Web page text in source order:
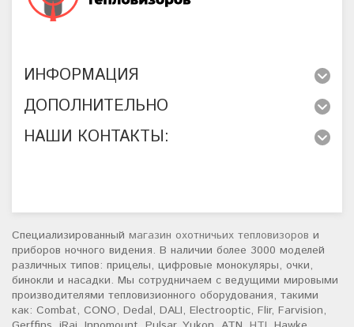
ИНФОРМАЦИЯ
ДОПОЛНИТЕЛЬНО
НАШИ КОНТАКТЫ:
Специализированный магазин охотничьих тепловизоров и
приборов ночного видения. В наличии более 3000 моделей
различных типов: прицелы, цифровые монокуляры, очки,
бинокли и насадки. Мы сотрудничаем с ведущими мировыми
производителями тепловизионного оборудования, такими
как: Combat, CONO, Dedal, DALI, Electrooptic, Flir, Farvision,